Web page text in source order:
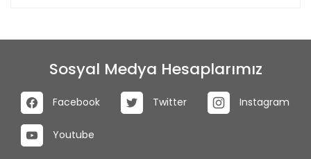
Sosyal Medya Hesaplarımız
Facebook Twitter Instagram
Youtube